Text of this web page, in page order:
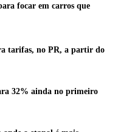
focar em carros que
tarifas, no PR, a partir do
32% ainda no primeiro